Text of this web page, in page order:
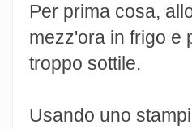
Per prima cosa,
mezz'ora in frigo e
troppo sottile.
Usando uno